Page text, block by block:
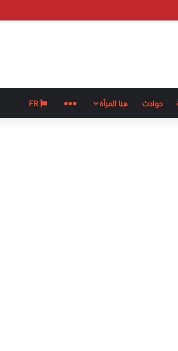
حوادث هنا المرأة المزيد